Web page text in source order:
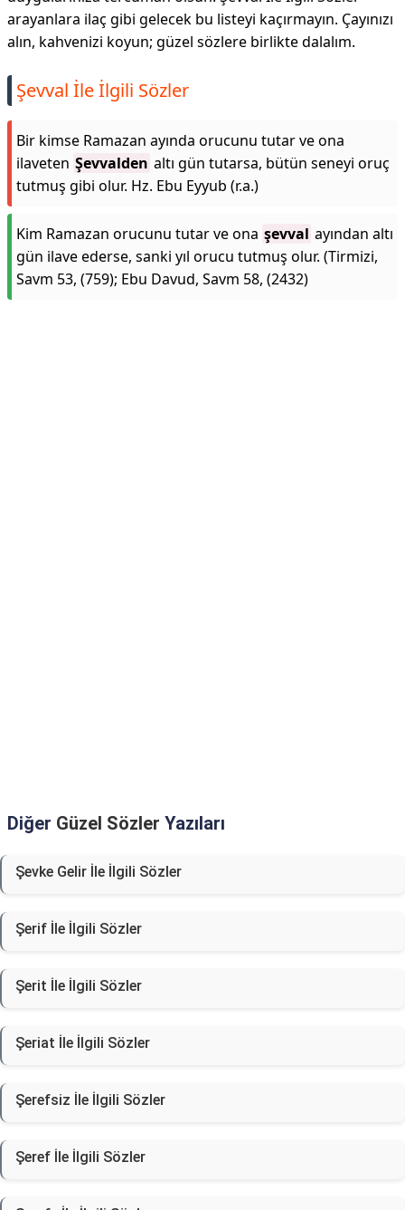
arayanlara ilaç gibi gelecek bu listeyi kaçırmayın. Çayınızı
alın, kahvenizi koyun; güzel sözlere birlikte dalalım.
Şevval İle İlgili Sözler
Bir kimse Ramazan ayında orucunu tutar ve ona
ilaveten Şevvalden altı gün tutarsa, bütün seneyi oruç
tutmuş gibi olur. Hz. Ebu Eyyub (r.a.)
Kim Ramazan orucunu tutar ve ona şevval ayından altı
gün ilave ederse, sanki yıl orucu tutmuş olur. (Tirmizi,
Savm 53, (759); Ebu Davud, Savm 58, (2432)
Diğer Güzel Sözler Yazıları
Şevke Gelir İle İlgili Sözler
Şerif İle İlgili Sözler
Şerit İle İlgili Sözler
Şeriat İle İlgili Sözler
Şerefsiz İle İlgili Sözler
Şeref İle İlgili Sözler